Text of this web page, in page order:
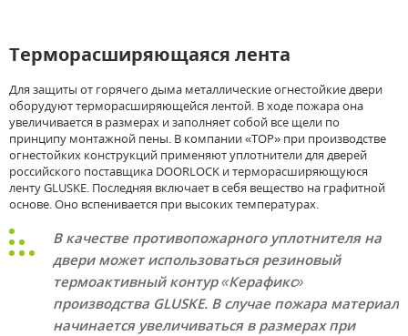
Терморасширяющаяся лента
Для защиты от горячего дыма металлические огнестойкие двери
оборудуют терморасширяющейся лентой. В ходе пожара она
увеличивается в размерах и заполняет собой все щели по
принципу монтажной пены. В компании «ТОР» при производстве
огнестойких конструкций применяют уплотнители для дверей
российского поставщика DOORLOCK и терморасширяющуюся
ленту GLUSKE. Последняя включает в себя вещество на графитной
основе. Оно вспенивается при высоких температурах.
В качестве противопожарного уплотнителя на
двери может использоваться резиновый
термоактивный контур «Керафикс»
производства GLUSKE. В случае пожара материал
начинается увеличиваться в размерах при